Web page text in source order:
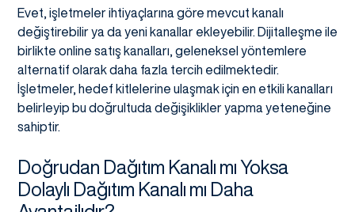
Evet, işletmeler ihtiyaçlarına göre mevcut kanalı
değiştirebilir ya da yeni kanallar ekleyebilir. Dijitalleşme ile
birlikte online satış kanalları, geleneksel yöntemlere
alternatif olarak daha fazla tercih edilmektedir.
İşletmeler, hedef kitlelerine ulaşmak için en etkili kanalları
belirleyip bu doğrultuda değişiklikler yapma yeteneğine
sahiptir.
Doğrudan Dağıtım Kanalı mı Yoksa
Dolaylı Dağıtım Kanalı mı Daha